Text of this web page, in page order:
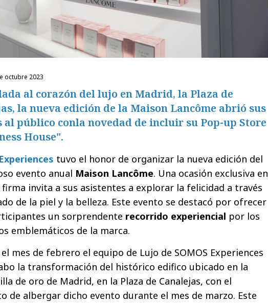
octubre 2023
al corazón del lujo en Madrid, la Plaza de
la nueva edición de la Maison Lancôme abrió sus
al público conla novedad de incluir su Pop-up Store
House".
tuvo el honor de organizar la nueva edición del
evento anual Maison Lancôme. Una ocasión exclusiva en
firma invita a sus asistentes a explorar la felicidad a través
de la piel y la belleza. Este evento se destacó por ofrecer
un sorprendente recorrido experiencial por los
emblemáticos de la marca.
mes de febrero el equipo de Lujo de SOMOS Experiences
la transformación del histórico edifico ubicado en la
de oro de Madrid, en la Plaza de Canalejas, con el
de albergar dicho evento durante el mes de marzo. Este